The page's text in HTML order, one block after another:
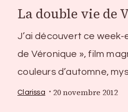
La double vie de
J’ai découvert ce week-
de Véronique », film
couleurs d’automne,
Clarissa 20 novembre 2012